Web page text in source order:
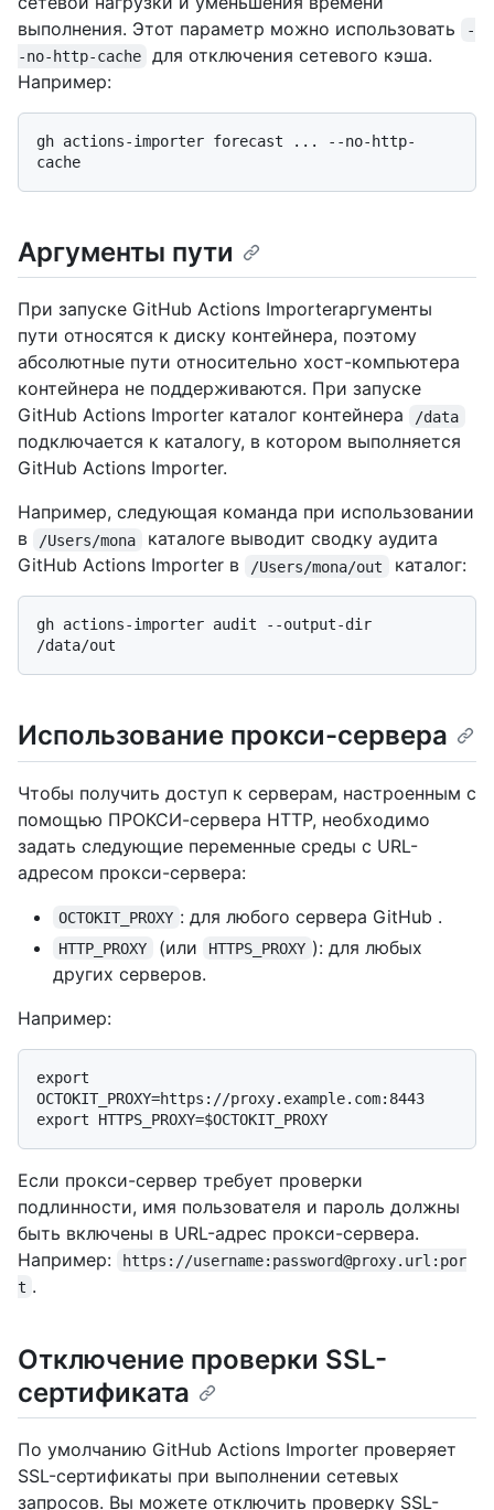
выполнения. Этот параметр можно использовать
-
-no-http-cache
для отключения сетевого кэша.
Например:
gh actions-importer forecast ... --no-http-
Аргументы пути
При запуске GitHub Actions Importerаргументы
пути относятся к диску контейнера, поэтому
абсолютные пути относительно хост-компьютера
контейнера не поддерживаются. При запуске
GitHub Actions Importer каталог контейнера
/data
подключается к каталогу, в котором выполняется
GitHub Actions Importer.
Например, следующая команда при использовании
в
/Users/mona
каталоге выводит сводку аудита
GitHub Actions Importer в
/Users/mona/out каталог:
gh actions-importer audit --output-dir
Использование прокси-сервера
Чтобы получить доступ к серверам, настроенным с
помощью ПРОКСИ-сервера HTTP, необходимо
задать следующие переменные среды с URL-
адресом прокси-сервера:
OCTOKIT_PROXY : для любого сервера GitHub .
HTTP_PROXY (или HTTPS_PROXY ): для любых
других серверов.
Например:
export
OCTOKIT_PROXY=https://proxy.example.com:8443
Если прокси-сервер требует проверки
подлинности, имя пользователя и пароль должны
быть включены в URL-адрес прокси-сервера.
Например:
https://username:password@proxy.url:por
t .
Отключение проверки SSL-
сертификата
По умолчанию GitHub Actions Importer проверяет
SSL-сертификаты при выполнении сетевых
запросов. Вы можете отключить проверку SSL-